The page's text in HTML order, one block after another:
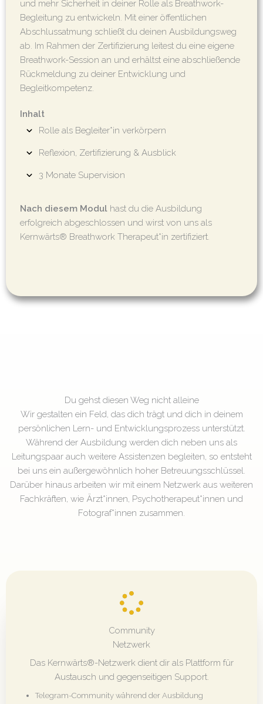
und mehr Sicherheit in deiner Rolle als Breathwork-
Begleitung zu entwickeln. Mit einer öffentlichen
Abschlussatmung schließt du deinen Ausbildungsweg
ab. Im Rahmen der Zertifizierung leitest du eine eigene
Breathwork-Session an und erhältst eine abschließende
Rückmeldung zu deiner Entwicklung und
Begleitkompetenz.
Inhalt
Rolle als Begleiter*in verkörpern
Reflexion, Zertifizierung & Ausblick
3 Monate Supervision
Nach diesem Modul hast du die Ausbildung
erfolgreich abgeschlossen und wirst von uns als
Kernwärts® Breathwork Therapeut*in zertifiziert.
Du gehst diesen Weg nicht alleine
Wir gestalten ein Feld, das dich trägt und dich in deinem
persönlichen Lern- und Entwicklungsprozess unterstützt.
Während der Ausbildung werden dich neben uns als
Leitungspaar auch weitere Assistenzen begleiten, so entsteht
bei uns ein außergewöhnlich hoher Betreuungsschlüssel.
Darüber hinaus arbeiten wir mit einem Netzwerk aus weiteren
Fachkräften, wie Ärzt*innen, Psychotherapeut*innen und
Fotograf*innen zusammen.
Community
Netzwerk
Das Kernwärts®-Netzwerk dient dir als Plattform für
Austausch und gegenseitigen Support.
Telegram-Community während der Ausbildung